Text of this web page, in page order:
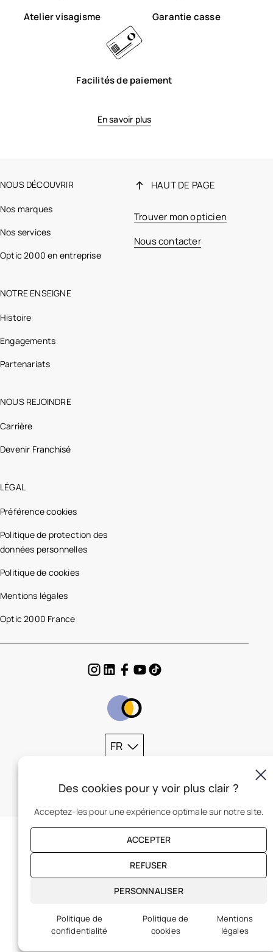
Atelier visagisme Garantie casse
Facilités de paiement
En savoir plus
NOUS DÉCOUVRIR
Nos marques
Nos services
Optic 2000 en entreprise
NOTRE ENSEIGNE
Histoire
Engagements
Partenariats
NOUS REJOINDRE
Carrière
Devenir Franchisé
LÉGAL
Préférence cookies
Politique de protection des
données personnelles
Politique de cookies
Mentions légales
Optic 2000 France
HAUT DE PAGE
Trouver mon opticien
Nous contacter
FR
Des cookies pour y voir plus clair ?
Acceptez-les pour une expérience optimale sur notre site.
ACCEPTER
REFUSER
PERSONNALISER
Politique de
confidentialité
Politique de
cookies
Mentions
légales